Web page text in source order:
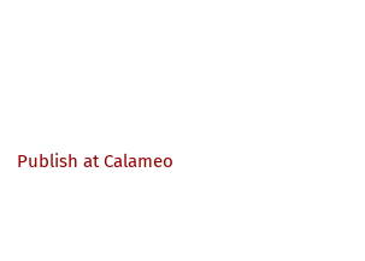
Publish at Calameo